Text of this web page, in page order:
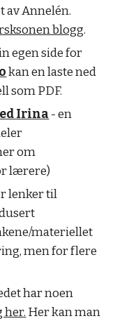
Annelén.
blogg.
egen side for
kan en laste ned
som PDF.
Irina - en
om
lærere)
lenker til
materiellet
men for flere
har noen
her. Her kan man